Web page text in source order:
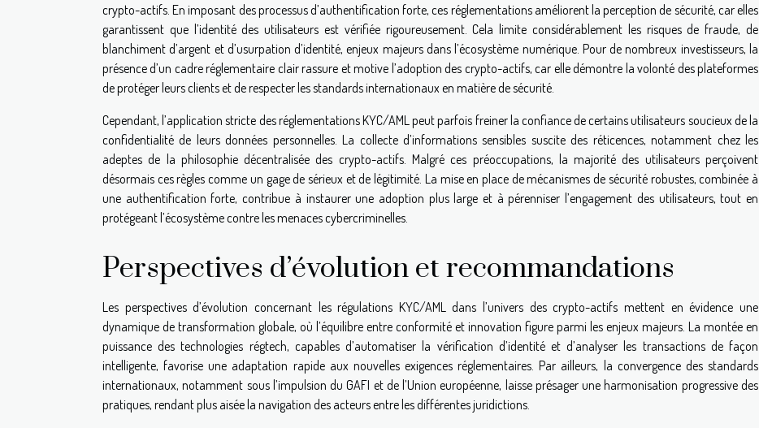
crypto-actifs. En imposant des processus d’authentification forte, ces réglementations améliorent la perception de sécurité, car elles
garantissent que l’identité des utilisateurs est vérifiée rigoureusement. Cela limite considérablement les risques de fraude, de
blanchiment d’argent et d’usurpation d’identité, enjeux majeurs dans l’écosystème numérique. Pour de nombreux investisseurs, la
présence d’un cadre réglementaire clair rassure et motive l’adoption des crypto-actifs, car elle démontre la volonté des plateformes
de protéger leurs clients et de respecter les standards internationaux en matière de sécurité.
Cependant, l’application stricte des réglementations KYC/AML peut parfois freiner la confiance de certains utilisateurs soucieux de la
confidentialité de leurs données personnelles. La collecte d’informations sensibles suscite des réticences, notamment chez les
adeptes de la philosophie décentralisée des crypto-actifs. Malgré ces préoccupations, la majorité des utilisateurs perçoivent
désormais ces règles comme un gage de sérieux et de légitimité. La mise en place de mécanismes de sécurité robustes, combinée à
une authentification forte, contribue à instaurer une adoption plus large et à pérenniser l’engagement des utilisateurs, tout en
protégeant l’écosystème contre les menaces cybercriminelles.
Perspectives d’évolution et recommandations
Les perspectives d’évolution concernant les régulations KYC/AML dans l’univers des crypto-actifs mettent en évidence une
dynamique de transformation globale, où l’équilibre entre conformité et innovation figure parmi les enjeux majeurs. La montée en
puissance des technologies régtech, capables d’automatiser la vérification d’identité et d’analyser les transactions de façon
intelligente, favorise une adaptation rapide aux nouvelles exigences réglementaires. Par ailleurs, la convergence des standards
internationaux, notamment sous l’impulsion du GAFI et de l’Union européenne, laisse présager une harmonisation progressive des
pratiques, rendant plus aisée la navigation des acteurs entre les différentes juridictions.